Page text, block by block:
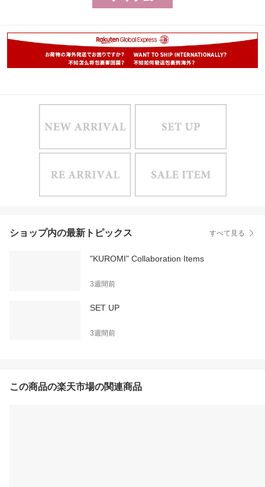
ショップ内の最新トピックス すべて見る
"KUROMI" Collaboration Items
3週間前
SET UP
3週間前
この商品の楽天市場の関連商品